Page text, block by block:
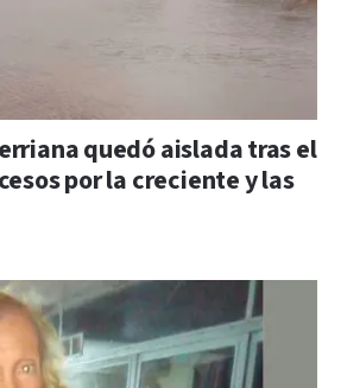
quedó aislada tras el
por la creciente y las